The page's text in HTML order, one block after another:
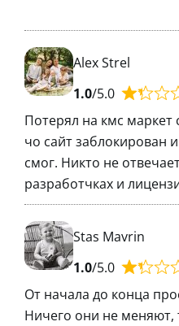
Alex Strel
1.0/5.0
Потерял на кмс маркет
чо сайт заблокирован
смог. Никто не
разработчках и
Stas Mavrin
1.0/5.0
От начала до конца
Ничего они не меняют,